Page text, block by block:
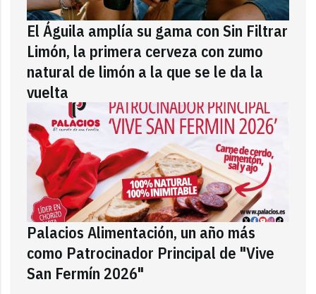
El Águila amplía su gama con Sin Filtrar
Limón, la primera cerveza con zumo
natural de limón a la que se le da la
vuelta
Palacios Alimentación, un año más
como Patrocinador Principal de "Vive
San Fermín 2026"